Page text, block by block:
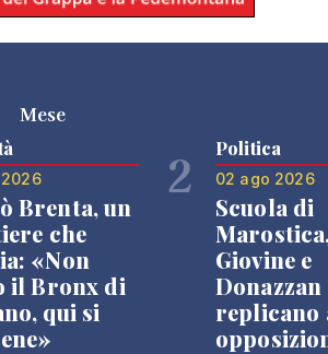
Mese
Brenta, un
che
«Non
il Bronx di
qui si
2 Politica
02 ago 2026
Scuola di
Giovine e
Donazzan
replicano